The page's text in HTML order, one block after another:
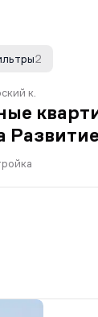
2
к.
Развитие